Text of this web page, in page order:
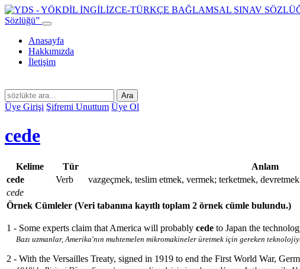
Sözlüğü”
Anasayfa
Hakkımızda
İletişim
Ara
Üye Girişi Şifremi Unuttum Üye Ol
cede
Kelime Tür Anlam
cede
Verb
vazgeçmek, teslim etmek, vermek; terketmek, devretmek
cede
Örnek Cümleler (Veri tabanına kayıtlı toplam 2 örnek cümle bulundu.)
1 - Some experts claim that America will probably cede to Japan the
Bazı uzmanlar, Amerika'nın muhtemelen mikromakineler üretmek için gereken
2 - With the Versailles Treaty, signed in 1919 to end the First World War,